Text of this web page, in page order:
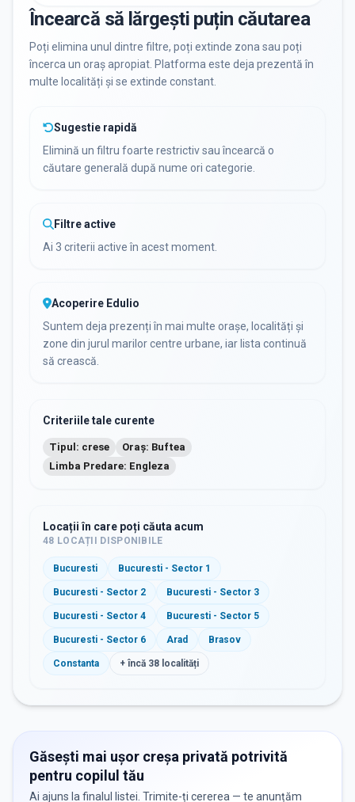
Resetează filtrele
Încearcă să lărgești puțin căutarea
Poți elimina unul dintre filtre, poți extinde zona sau poți
încerca un oraș apropiat. Platforma este deja prezentă în
multe localități și se extinde constant.
Sugestie rapidă
Elimină un filtru foarte restrictiv sau încearcă o
căutare generală după nume ori categorie.
Filtre active
Ai 3 criterii active în acest moment.
Acoperire Edulio
Suntem deja prezenți în mai multe orașe, localități și
zone din jurul marilor centre urbane, iar lista continuă
să crească.
Criteriile tale curente
Tipul: crese
Oraș: Buftea
Limba Predare: Engleza
Locații în care poți căuta acum
48 LOCAȚII DISPONIBILE
Bucuresti Bucuresti - Sector 1
Bucuresti - Sector 2 Bucuresti - Sector 3
Bucuresti - Sector 4 Bucuresti - Sector 5
Bucuresti - Sector 6 Arad Brasov
Constanta + încă 38 localități
Găsești mai ușor creșa privată potrivită
pentru copilul tău
Ai ajuns la finalul listei. Trimite-ți cererea — te anunțăm